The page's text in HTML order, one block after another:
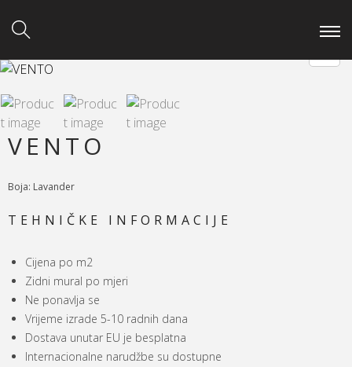
VENTO
Boja: Lavander
TEHNIČKE INFORMACIJE
Cijena po m2
Zidni mural po mjeri
Ne ponavlja se
Vrijeme izrade 5-10 radnih dana
Dostava unutar EU je besplatna
Internacionalne narudžbe su dostupne